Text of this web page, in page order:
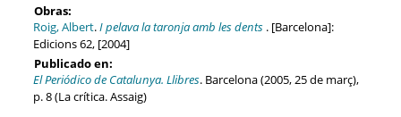
Obras:
Roig, Albert.I pelava la taronja amb les dents. [Barcelona]:
Edicions 62, [2004]
Publicado en:
El Periódico de Catalunya. Llibres. Barcelona (2005, 25 de març),
p. 8 (La crítica. Assaig)